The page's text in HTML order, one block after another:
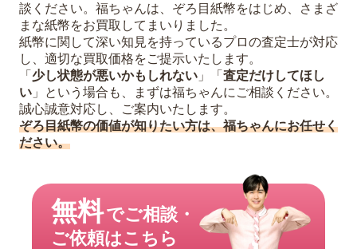
談ください。福ちゃんは、ぞろ目紙幣をはじめ、さまざ
まな紙幣をお買取してまいりました。
紙幣に関して深い知見を持っているプロの査定士が対応
し、適切な買取価格をご提示いたします。
「 少し状態が悪いかもしれない 」「 査定だけしてほし
い 」という場合も、まずは福ちゃんにご相談ください。
誠心誠意対応し、ご案内いたします。
ぞろ目紙幣の価値が知りたい方は、福ちゃんにお任せく
ださい。
無料でご相談・
ご依頼はこちら